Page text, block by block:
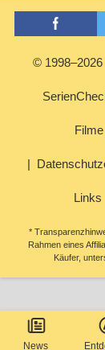
News
©
Links
*
Rahmen eines
Käufer,